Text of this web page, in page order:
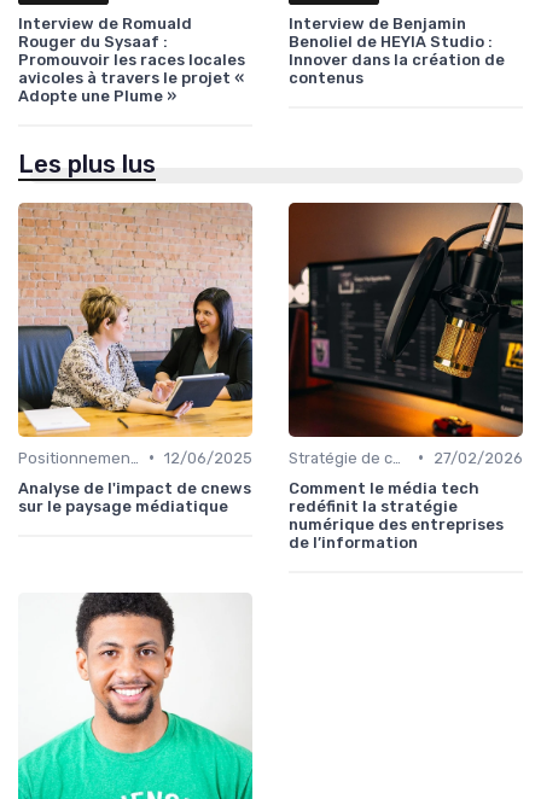
Interview de Romuald
Rouger du Sysaaf :
Promouvoir les races locales
avicoles à travers le projet «
Adopte une Plume »
Interview de Benjamin
Benoliel de HEYIA Studio :
Innover dans la création de
contenus
Les plus lus
• 12/06/2025
Analyse de l'impact de cnews
sur le paysage médiatique
•
27/02/2026
Comment le média tech
redéfinit la stratégie
numérique des entreprises
de l’information